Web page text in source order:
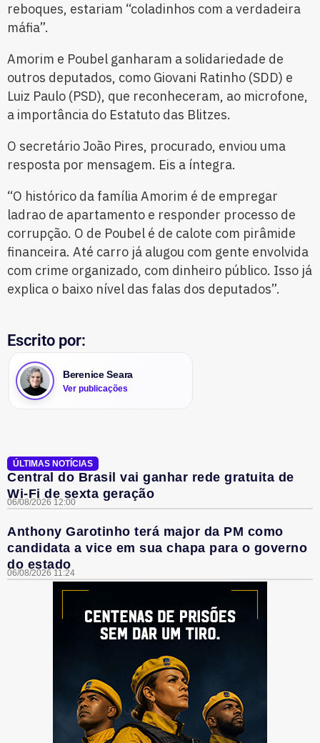
reboques, estariam “coladinhos com a verdadeira
máfia”.
Amorim e Poubel ganharam a solidariedade de
outros deputados, como Giovani Ratinho (SDD) e
Luiz Paulo (PSD), que reconheceram, ao microfone,
a importância do Estatuto das Blitzes.
O secretário João Pires, procurado, enviou uma
resposta por mensagem. Eis a íntegra.
“O histórico da família Amorim é de empregar
ladrao de apartamento e responder processo de
corrupção. O de Poubel é de calote com pirâmide
financeira. Até carro já alugou com gente envolvida
com crime organizado, com dinheiro público. Isso já
explica o baixo nível das falas dos deputados”.
Escrito por:
Berenice Seara
Ver publicações
ÚLTIMAS NOTÍCIAS
Central do Brasil vai ganhar rede gratuita de
Wi-Fi de sexta geração
06/08/2026 12:00
Anthony Garotinho terá major da PM como
candidata a vice em sua chapa para o governo
do estado
06/08/2026 11:24